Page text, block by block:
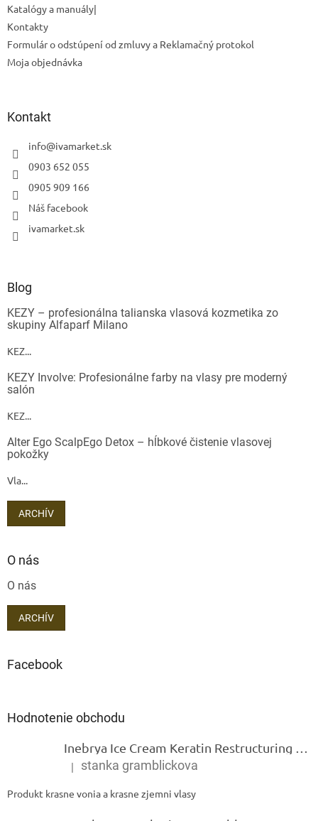
Katalógy a manuály|
Kontakty
Formulár o odstúpení od zmluvy a Reklamačný protokol
Moja objednávka
Kontakt
info@ivamarket.sk
0903 652 055
0905 909 166
Náš facebook
ivamarket.sk
Blog
KEZY – profesionálna talianska vlasová kozmetika zo
skupiny Alfaparf Milano
KEZ...
KEZY Involve: Profesionálne farby na vlasy pre moderný
salón
KEZ...
Alter Ego ScalpEgo Detox – hĺbkové čistenie vlasovej
pokožky
Vla...
ARCHÍV
O nás
O nás
ARCHÍV
Facebook
Hodnotenie obchodu
Hodnotenie produktu je 5 z 5 hviezdičiek.
| stanka gramblickova
Produkt krasne vonia a krasne zjemni vlasy